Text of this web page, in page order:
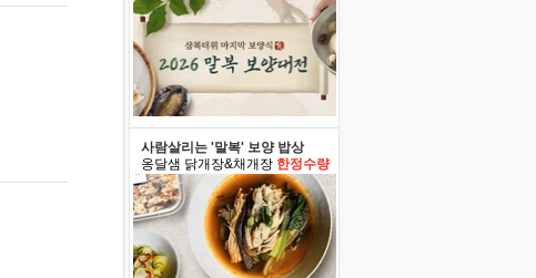
사람살리는 '말복' 보양 밥상
옹달샘 닭개장&채개장 한정수량